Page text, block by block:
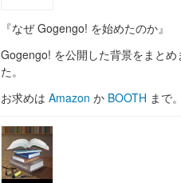
『なぜ Gogengo! を始めたのか』
Gogengo! を公開した背景をまとめ
た。
お求めは Amazon か BOOTH まで。